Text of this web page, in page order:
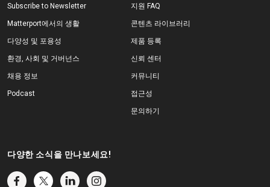
Subscribe to Newsletter
Matterport에서의 생활
다양성 및 포용성
환경, 사회 및 거버넌스
채용 정보
Podcast
지원 FAQ
콘텐츠 라이브러리
제품 등록
신뢰 센터
커뮤니티
접근성
문의하기
다양한 소식을 만나보세요!